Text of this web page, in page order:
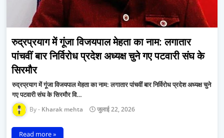
रुद्रप्रयाग में गूंजा विजयपाल मेहता का नाम: लगातार
पांचवीं बार निर्विरोध प्रदेश अध्यक्ष चुने गए पटवारी संघ के
सिरमौर
रुद्रप्रयाग में गूंजा विजयपाल मेहता का नाम: लगातार पांचवीं बार निर्विरोध प्रदेश अध्यक्ष चुने
गए पटवारी संघ के सिरमौर वि…
Kharak mehta जुलाई 22, 2026
Read more »